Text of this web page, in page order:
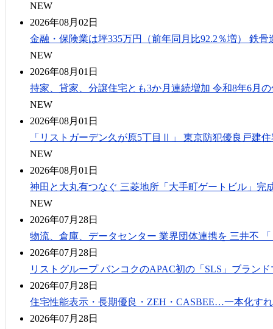
NEW
2026年08月02日
金融・保険業は坪335万円（前年同月比92.2％増） 鉄骨
NEW
2026年08月01日
持家、貸家、分譲住宅とも3か月連続増加 令和8年6月
NEW
2026年08月01日
「リストガーデン久が原5丁目Ⅱ」 東京防犯優良戸建
NEW
2026年08月01日
神田と大丸有つなぐ 三菱地所「大手町ゲートビル」完
NEW
2026年07月28日
物流、倉庫、データセンター 業界団体連携を 三井不
2026年07月28日
リストグループ バンコクのAPAC初の「SLS」ブラン
2026年07月28日
住宅性能表示・長期優良・ZEH・CASBEE…一本化す
2026年07月28日